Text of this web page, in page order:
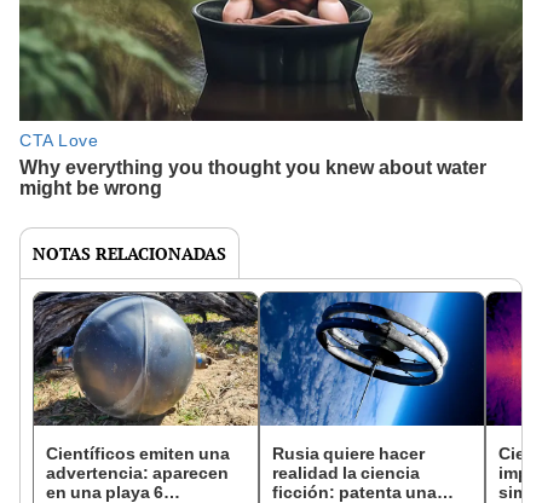
NOTAS RELACIONADAS
Científicos emiten una
advertencia: aparecen
en una playa 6
Rusia quiere hacer
realidad la ciencia
ficción: patenta una